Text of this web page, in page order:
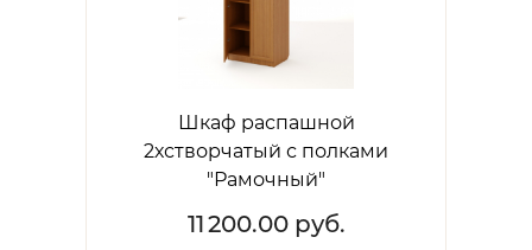
Шкаф распашной
2хстворчатый с полками
"Рамочный"
11 200.00 руб.